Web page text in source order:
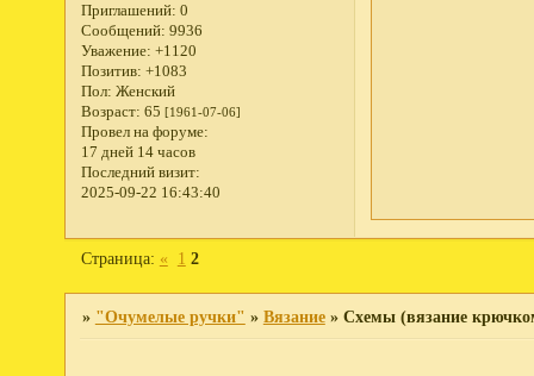
Приглашений: 0
Сообщений: 9936
Уважение: +1120
Позитив: +1083
Пол: Женский
Возраст: 65 [1961-07-06]
Провел на форуме:
17 дней 14 часов
Последний визит:
2025-09-22 16:43:40
Страница: « 1 2
» "Очумелые ручки" » Вязание » Схемы (вязание